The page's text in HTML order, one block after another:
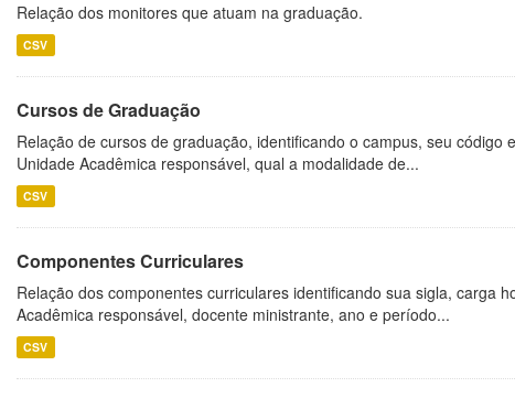
Relação dos monitores que atuam na graduação.
CSV
Cursos de Graduação
Relação de cursos de graduação, identificando o campus, seu
Unidade Acadêmica responsável, qual a modalidade de...
CSV
Componentes Curriculares
Relação dos componentes curriculares identificando sua sigla, carga
Acadêmica responsável, docente ministrante, ano e período...
CSV